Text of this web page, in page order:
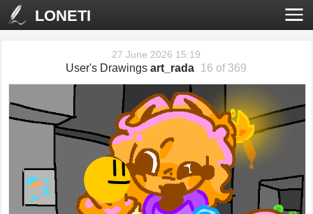
LONETI
27 June 2026 15:19
User's Drawingsart_rada 16 of 369